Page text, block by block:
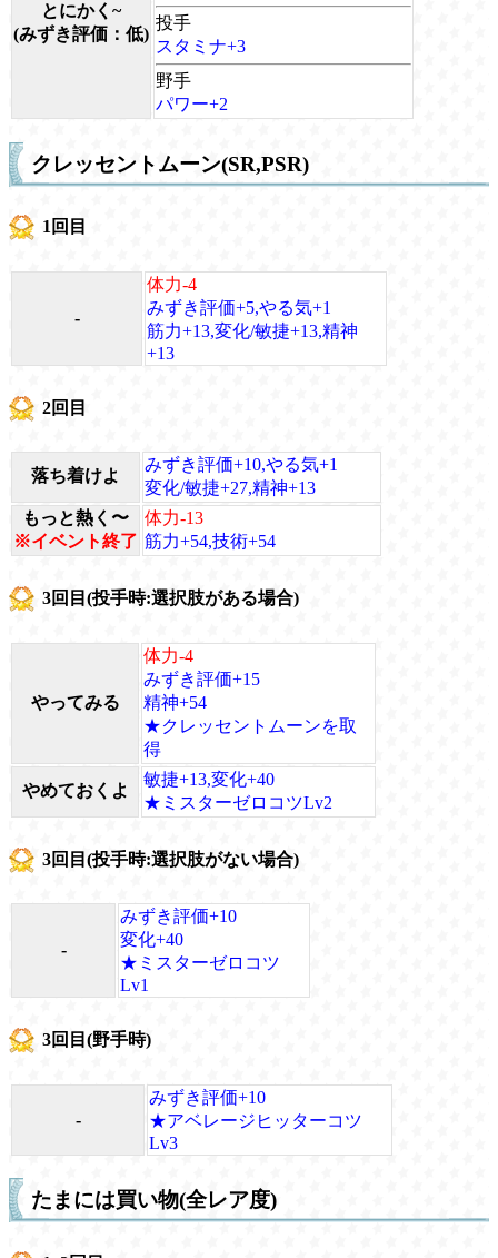
とにかく~
(みずき評価：低)
投手
スタミナ+3
野手
パワー+2
クレッセントムーン(SR,PSR)
1回目
-
体力-4
みずき評価+5,やる気+1
筋力+13,変化/敏捷+13,精神
+13
2回目
落ち着けよ
みずき評価+10,やる気+1
変化/敏捷+27,精神+13
もっと熱く〜
※イベント終了
体力-13
筋力+54,技術+54
3回目(投手時:選択肢がある場合)
やってみる
体力-4
みずき評価+15
精神+54
★クレッセントムーンを取
得
やめておくよ
敏捷+13,変化+40
★ミスターゼロコツLv2
3回目(投手時:選択肢がない場合)
-
みずき評価+10
変化+40
★ミスターゼロコツ
Lv1
3回目(野手時)
-
みずき評価+10
★アベレージヒッターコツ
Lv3
たまには買い物(全レア度)